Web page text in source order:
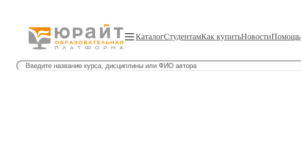
КаталогСтудентамКак купитьНовостиПомощь